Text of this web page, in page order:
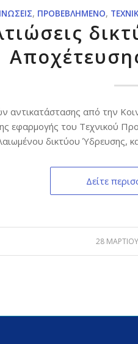
, ΠΡΟΒΕΒΛΗΜΈΝΟ,
αντικατάστασης από την
εφαρμογής του Τεχνικού
δικτύου Ύδρευσης,
Δείτε
28